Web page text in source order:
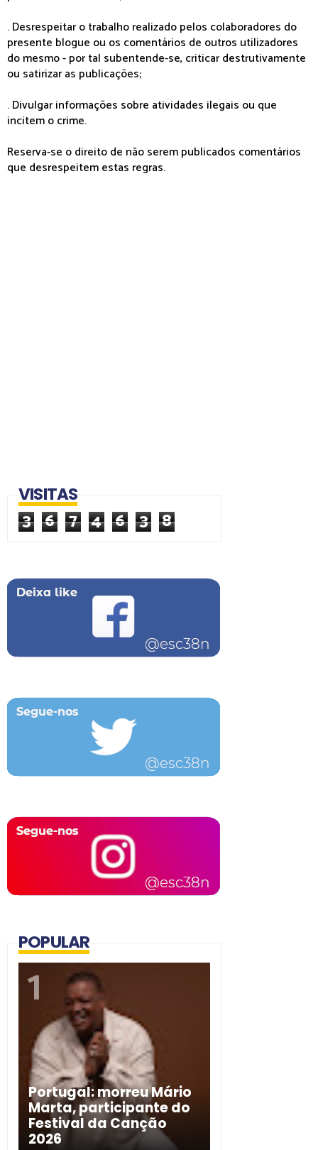
. Desrespeitar o trabalho realizado pelos colaboradores do
presente blogue ou os comentários de outros utilizadores
do mesmo - por tal subentende-se, criticar destrutivamente
ou satirizar as publicações;
. Divulgar informações sobre atividades ilegais ou que
incitem o crime.
Reserva-se o direito de não serem publicados comentários
que desrespeitem estas regras.
VISITAS
3 6 7 4 6 3 8
POPULAR
Portugal: morreu Mário
Marta, participante do
Festival da Canção
2026